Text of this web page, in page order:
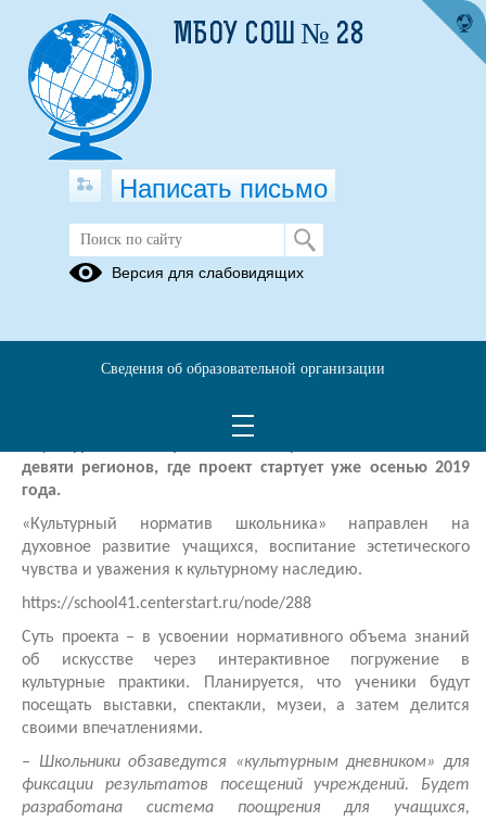
Культурный норматив школьника
В рамках взаимодействия национальных проектов
девяти регионов, где проект стартует уже осенью 2019
года.
«Культурный норматив школьника» направлен на
духовное развитие учащихся, воспитание эстетического
чувства и уважения к культурному наследию.
https://school41.centerstart.ru/node/288
Суть проекта – в усвоении нормативного объема знаний
об искусстве через интерактивное погружение в
культурные практики. Планируется, что ученики будут
посещать выставки, спектакли, музеи, а затем делится
своими впечатлениями.
– Школьники обзаведутся «культурным дневником» для
фиксации результатов посещений учреждений. Будет
разработана система поощрения для учащихся,
МБОУ СОШ № 28
Написать письмо
Версия для слабовидящих
Сведения об образовательной организации